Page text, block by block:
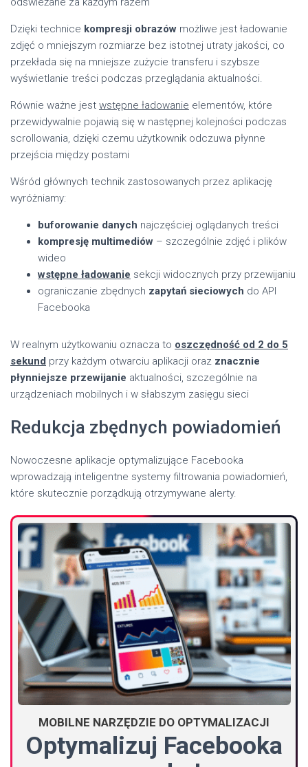
Dzięki technice kompresji obrazów możliwe jest ładowanie
zdjęć o mniejszym rozmiarze bez istotnej utraty jakości, co
przekłada się na mniejsze zużycie transferu i szybsze
wyświetlanie treści podczas przeglądania aktualności.
Równie ważne jest wstępne ładowanie elementów, które
przewidywalnie pojawią się w następnej kolejności podczas
scrollowania, dzięki czemu użytkownik odczuwa płynne
przejścia między postami
Wśród głównych technik zastosowanych przez aplikację
wyróżniamy:
buforowanie danych najczęściej oglądanych treści
kompresję multimediów – szczególnie zdjęć i plików
wideo
wstępne ładowanie sekcji widocznych przy przewijaniu
ograniczanie zbędnych zapytań sieciowych do API
Facebooka
W realnym użytkowaniu oznacza to oszczędność od 2 do 5
sekund przy każdym otwarciu aplikacji oraz znacznie
płynniejsze przewijanie aktualności, szczególnie na
urządzeniach mobilnych i w słabszym zasięgu sieci
Redukcja zbędnych powiadomień
Nowoczesne aplikacje optymalizujące Facebooka
wprowadzają inteligentne systemy filtrowania powiadomień,
które skutecznie porządkują otrzymywane alerty.
MOBILNE NARZĘDZIE DO OPTYMALIZACJI
Optymalizuj Facebooka